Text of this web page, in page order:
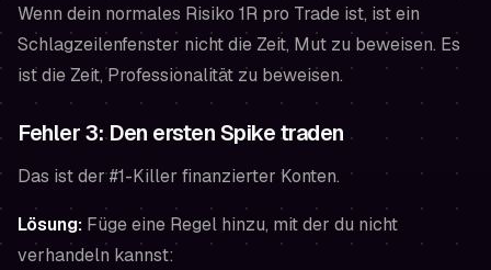
Wenn dein normales Risiko 1R pro Trade ist, ist ein
Schlagzeilenfenster nicht die Zeit, Mut zu beweisen. Es
ist die Zeit, Professionalität zu beweisen.
Fehler 3: Den ersten Spike traden
Das ist der #1-Killer finanzierter Konten.
Lösung: Füge eine Regel hinzu, mit der du nicht
verhandeln kannst: